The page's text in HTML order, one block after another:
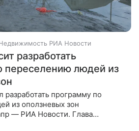
РИА Новости
разработать
переселению людей из
разработать программу по
из оползневых зон
— РИА Новости. Глава